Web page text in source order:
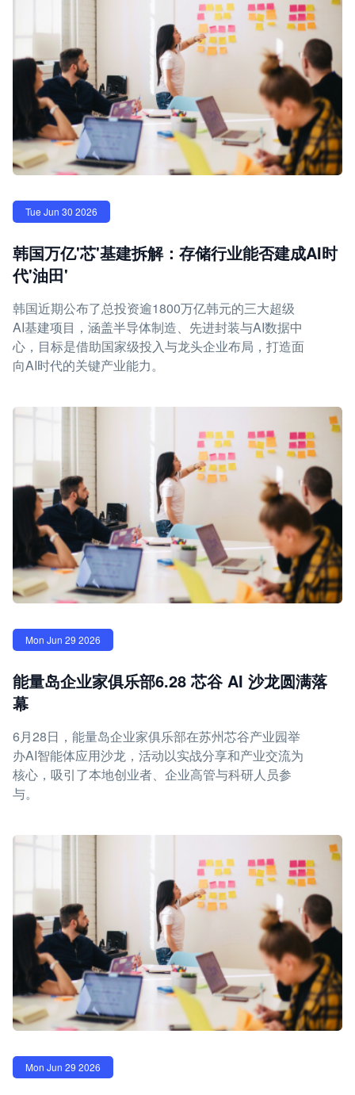
Tue Jun 30 2026
韩国万亿'芯'基建拆解：存储行业能否建成AI时
代'油田'
韩国近期公布了总投资逾1800万亿韩元的三大超级
AI基建项目，涵盖半导体制造、先进封装与AI数据中
心，目标是借助国家级投入与龙头企业布局，打造面
向AI时代的关键产业能力。
Mon Jun 29 2026
能量岛企业家俱乐部6.28 芯谷 AI 沙龙圆满落
幕
6月28日，能量岛企业家俱乐部在苏州芯谷产业园举
办AI智能体应用沙龙，活动以实战分享和产业交流为
核心，吸引了本地创业者、企业高管与科研人员参
与。
Mon Jun 29 2026